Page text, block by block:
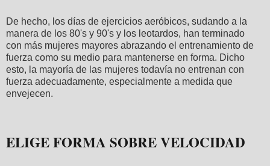
De hecho, los días de ejercicios aeróbicos, sudando a la
manera de los 80's y 90's y los leotardos, han terminado
con más mujeres mayores abrazando el entrenamiento de
fuerza como su medio para mantenerse en forma. Dicho
esto, la mayoría de las mujeres todavía no entrenan con
fuerza adecuadamente, especialmente a medida que
envejecen.
ELIGE FORMA SOBRE VELOCIDAD